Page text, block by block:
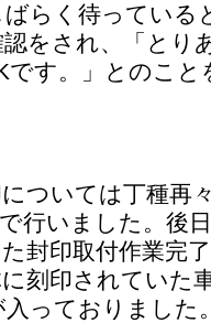
らく待っている
をされ、「とり
です。」とのこと
ついては丁種再
行いました。後
封印取付作業完
刻印されていた
っておりました